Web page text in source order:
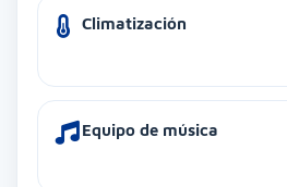
Climatización
Equipo de música